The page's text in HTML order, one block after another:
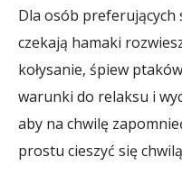
Dla osób
czekają hamaki
kołysanie, śpiew
warunki do relaksu i
aby na chwilę
prostu cieszyć się